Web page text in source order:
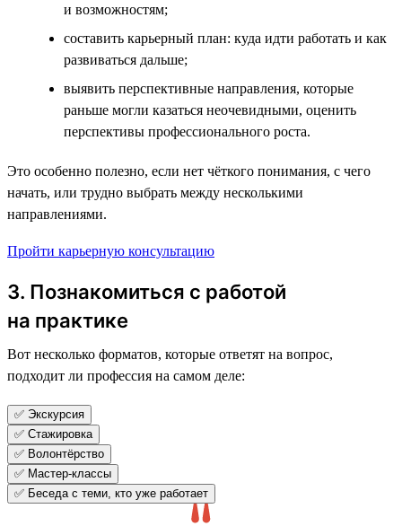
и возможностям;
составить карьерный план: куда идти работать и как
развиваться дальше;
выявить перспективные направления, которые
раньше могли казаться неочевидными, оценить
перспективы профессионального роста.
Это особенно полезно, если нет чёткого понимания, с чего
начать, или трудно выбрать между несколькими
направлениями.
Пройти карьерную консультацию
3. Познакомиться с работой
на практике
Вот несколько форматов, которые ответят на вопрос,
подходит ли профессия на самом деле:
✅ Экскурсия
✅ Стажировка
✅ Волонтёрство
✅ Мастер-классы
✅ Беседа с теми, кто уже работает